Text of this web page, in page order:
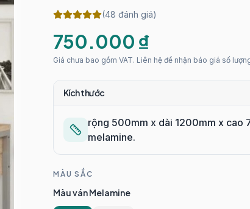
(48 đánh giá)
750.000 ₫
Giá chưa bao gồm VAT. Liên hệ để nhận báo giá số
Kích thước
rộng 500mm x dài 1200mm x cao
melamine.
MÀU SẮC
Màu ván Melamine